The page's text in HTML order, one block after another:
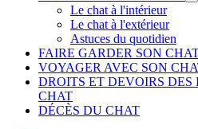
Le chat à l'intérieur
Le chat à l'extérieur
Astuces du quotidien
FAIRE GARDER SON
VOYAGER AVEC SON
DROITS ET DEVOIRS DES
CHAT
DÉCÈS DU CHAT